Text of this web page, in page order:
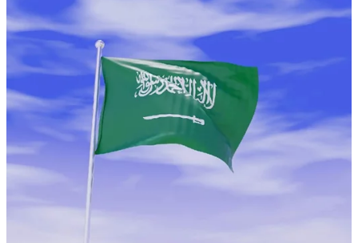
FPM
Services
Horoscope
Polls
Jobs
Legal